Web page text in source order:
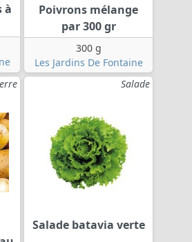
à
Poivrons mélange
par 300 gr
300 g
Les Jardins De Fontaine
Salade
Salade batavia verte